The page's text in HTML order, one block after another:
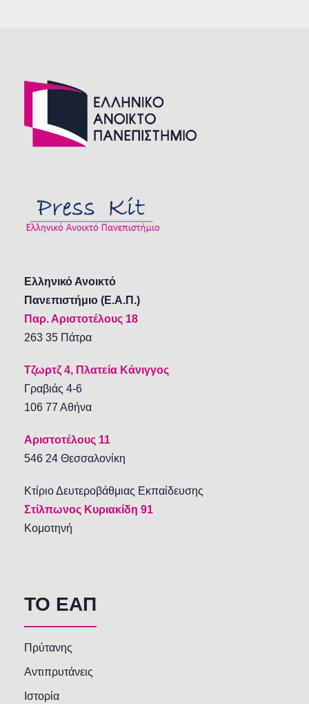
Ελληνικό Ανοικτό
Πανεπιστήμιο (Ε.Α.Π.)
Παρ. Αριστοτέλους 18
263 35 Πάτρα
Τζωρτζ 4, Πλατεία Κάνιγγος
Γραβιάς 4-6
106 77 Αθήνα
Αριστοτέλους 11
546 24 Θεσσαλονίκη
Κτίριο Δευτεροβάθμιας Εκπαίδευσης
Στίλπωνος Κυριακίδη 91
Κομοτηνή
TO EAΠ
Πρύτανης
Αντιπρυτάνεις
Ιστορία